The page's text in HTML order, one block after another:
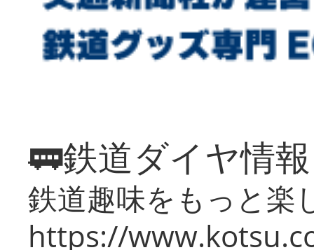
🚃鉄道ダイヤ情
鉄道趣味をもっと楽
https://